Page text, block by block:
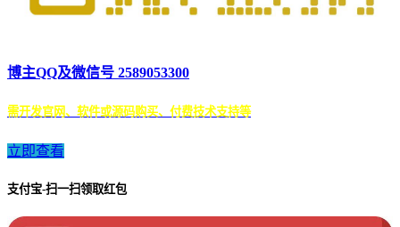
博主QQ及微信号 2589053300
需开发官网、软件或源码购买、付费技术支持等
立即查看
支付宝-扫一扫领取红包